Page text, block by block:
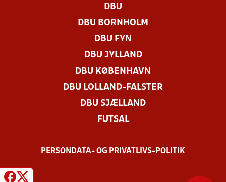
DBU
DBU BORNHOLM
DBU FYN
DBU JYLLAND
DBU KØBENHAVN
DBU LOLLAND-FALSTER
DBU SJÆLLAND
FUTSAL
PERSONDATA- OG PRIVATLIVS-POLITIK